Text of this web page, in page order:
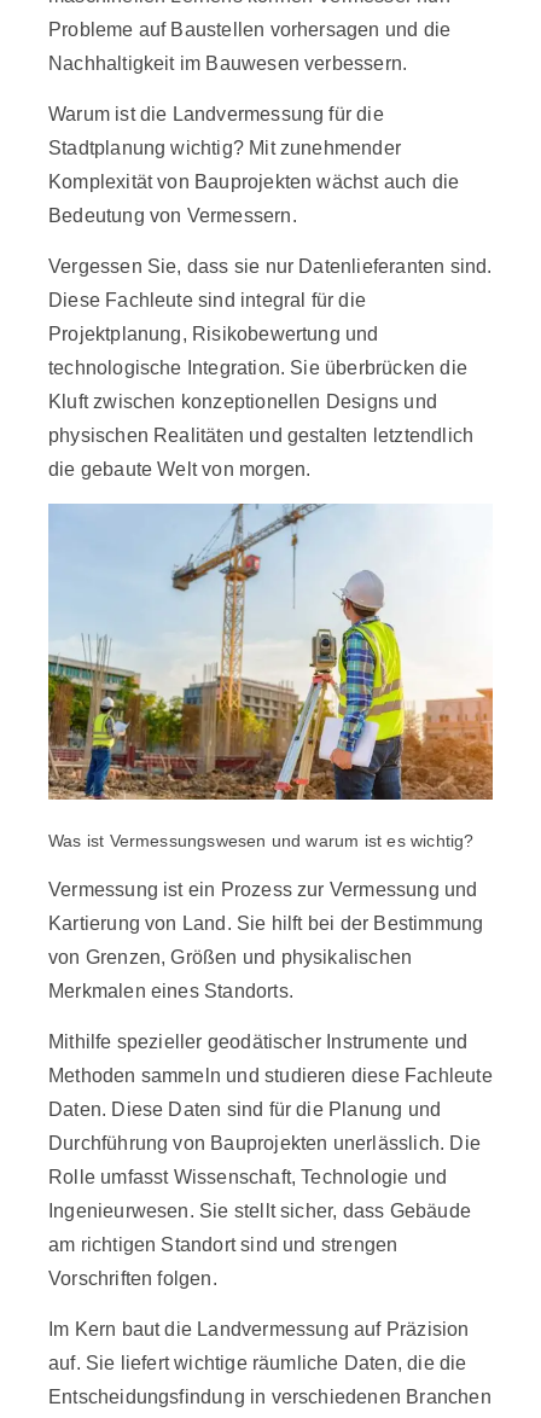
Probleme auf Baustellen vorhersagen und die
Nachhaltigkeit im Bauwesen verbessern.
Warum ist die Landvermessung für die
Stadtplanung wichtig? Mit zunehmender
Komplexität von Bauprojekten wächst auch die
Bedeutung von Vermessern.
Vergessen Sie, dass sie nur Datenlieferanten sind.
Diese Fachleute sind integral für die
Projektplanung, Risikobewertung und
technologische Integration. Sie überbrücken die
Kluft zwischen konzeptionellen Designs und
physischen Realitäten und gestalten letztendlich
die gebaute Welt von morgen.
Was ist Vermessungswesen und warum ist es wichtig?
Vermessung ist ein Prozess zur Vermessung und
Kartierung von Land. Sie hilft bei der Bestimmung
von Grenzen, Größen und physikalischen
Merkmalen eines Standorts.
Mithilfe spezieller geodätischer Instrumente und
Methoden sammeln und studieren diese Fachleute
Daten. Diese Daten sind für die Planung und
Durchführung von Bauprojekten unerlässlich. Die
Rolle umfasst Wissenschaft, Technologie und
Ingenieurwesen. Sie stellt sicher, dass Gebäude
am richtigen Standort sind und strengen
Vorschriften folgen.
Im Kern baut die Landvermessung auf Präzision
auf. Sie liefert wichtige räumliche Daten, die die
Entscheidungsfindung in verschiedenen Branchen